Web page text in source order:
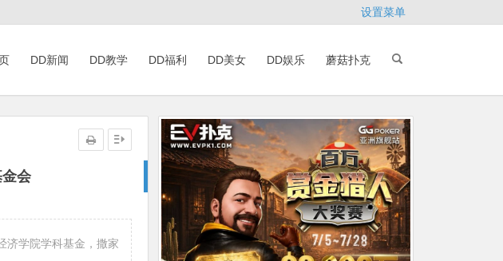
设置菜单
DD新闻 DD教学 DD福利 DD美女 DD娱乐 蘑菇扑克
金会
学院学科基金，撒家